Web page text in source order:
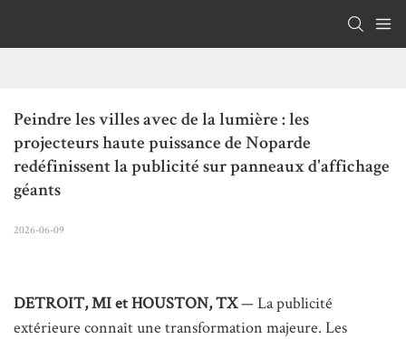
Peindre les villes avec de la lumière : les
projecteurs haute puissance de Noparde
redéfinissent la publicité sur panneaux d'affichage
géants
2026-06-09
DETROIT, MI et HOUSTON, TX— La publicité
extérieure connaît une transformation majeure. Les